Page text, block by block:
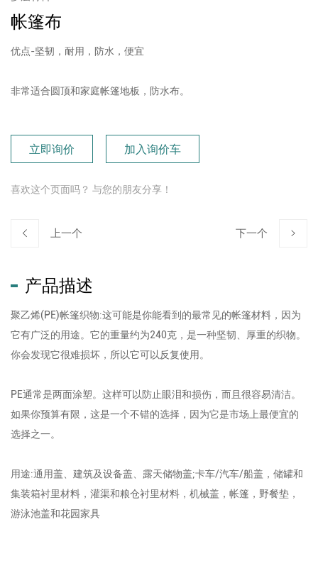
帐篷布
优点-坚韧，耐用，防水，便宜
非常适合圆顶和家庭帐篷地板，防水布。
立即询价 加入询价车
喜欢这个页面吗？ 与您的朋友分享！
上一个 下一个
产品描述
聚乙烯(PE)帐篷织物:这可能是你能看到的最常见的帐篷材料，因为
它有广泛的用途。它的重量约为240克，是一种坚韧、厚重的织物。
你会发现它很难损坏，所以它可以反复使用。
PE通常是两面涂塑。这样可以防止眼泪和损伤，而且很容易清洁。
如果你预算有限，这是一个不错的选择，因为它是市场上最便宜的
选择之一。
用途:通用盖、建筑及设备盖、露天储物盖;卡车/汽车/船盖，储罐和
集装箱衬里材料，灌渠和粮仓衬里材料，机械盖，帐篷，野餐垫，
游泳池盖和花园家具